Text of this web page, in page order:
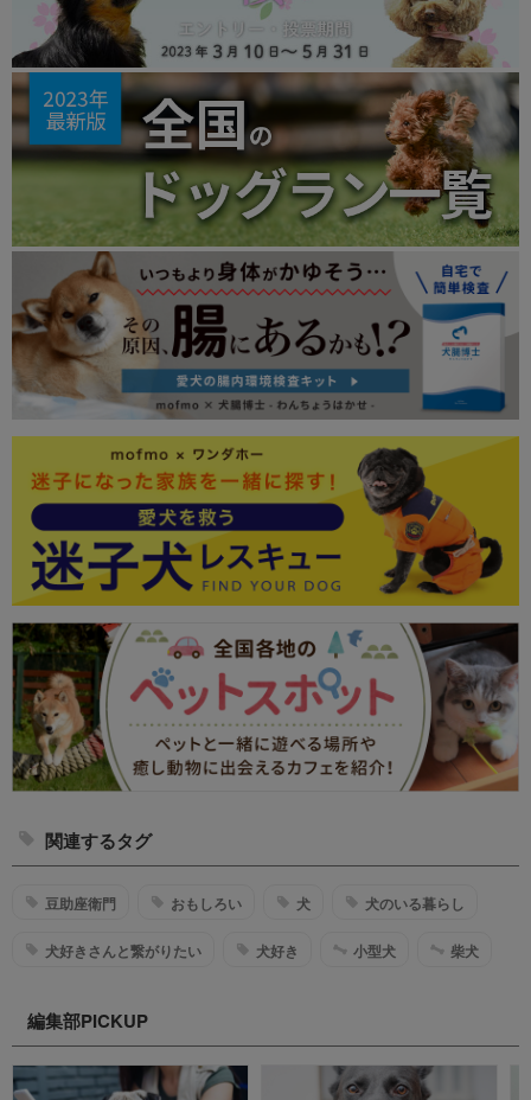
関連するタグ
豆助座衛門 おもしろい 犬 犬のいる暮らし
犬好きさんと繋がりたい 犬好き 小型犬 柴犬
編集部PICKUP